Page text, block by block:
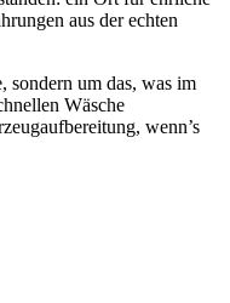
aus der echten
sondern um das, was im
Wäsche
wenn’s